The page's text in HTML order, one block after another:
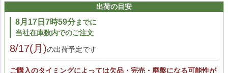
出荷の目安
8月17日7時59分までに
当社在庫数内でのご注文
8/17(月)の出荷予定です
ご購入のタイミングによっては欠品・完売・廃盤になる可能性が